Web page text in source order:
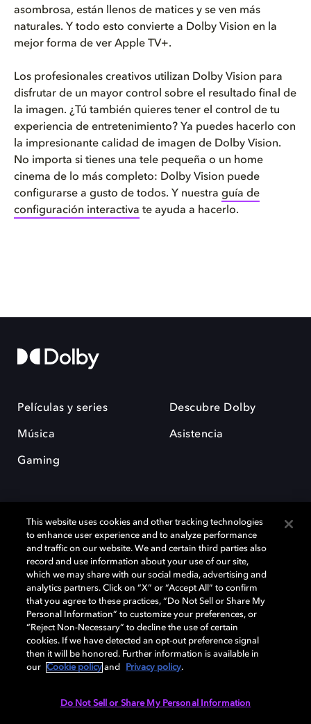
asombrosa, están llenos de matices y se ven más
naturales. Y todo esto convierte a Dolby Vision en la
mejor forma de ver Apple TV+.
Los profesionales creativos utilizan Dolby Vision para
disfrutar de un mayor control sobre el resultado final de
la imagen. ¿Tú también quieres tener el control de tu
experiencia de entretenimiento? Ya puedes hacerlo con
la impresionante calidad de imagen de Dolby Vision.
No importa si tienes una tele pequeña o un home
cinema de lo más completo: Dolby Vision puede
configurarse a gusto de todos. Y nuestra guía de
configuración interactiva te ayuda a hacerlo.
Películas y series
Música
Gaming
Descubre Dolby
Asistencia
Dolby y el símbolo de la doble D son marcas registradas de Dolby
Laboratories Licensing Corporation. Todas las demás marcas
comerciales son propiedad de sus respectivos dueños. 2025 Dolby
Laboratories, Inc. todos los derechos reservados.
Cookie Manager Política de privacidad
Política de divulgación responsable
This website uses cookies and other tracking technologies
to enhance user experience and to analyze performance
and traffic on our website. We and certain third parties also
record and use information about your use of our site,
which we may share with our social media, advertising and
analytics partners. Click on “X” or “Accept All” to confirm
that you agree to these practices, “Do Not Sell or Share My
Personal Information” to customize your preferences, or
“Reject Non-Necessary” to decline the use of certain
cookies. If we have detected an opt-out preference signal
then it will be honored. Further information is available in
our
Cookie policy and Privacy policy.
Do Not Sell or Share My Personal Information